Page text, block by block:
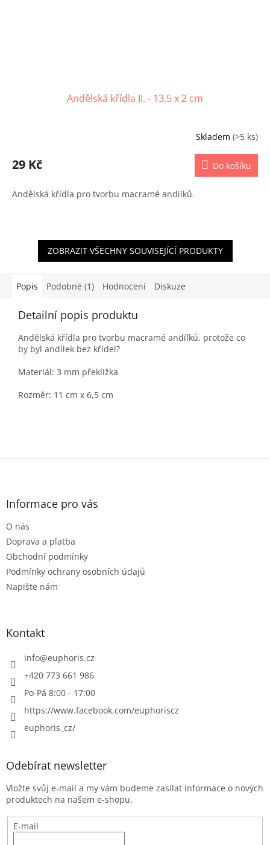
Andělská křídla II. - 13,5 x 2 cm
Skladem (>5 ks)
29 Kč Do košíku
Andělská křídla pro tvorbu macramé andílků.
ZOBRAZIT VŠECHNY SOUVISEJÍCÍ PRODUKTY
Popis Podobné (1) Hodnocení Diskuze
Detailní popis produktu
Andělská křídla pro tvorbu macramé andílků, protože co
by byl andílek bez křídel?
Materiál: 3 mm překližka
Rozměr: 11 cm x 6,5 cm
Z
Informace pro vás
O nás
Doprava a platba
Obchodní podmínky
Podmínky ochrany osobních údajů
Napište nám
Kontakt
info@euphoris.cz
+420 773 661 986
Po-Pá 8:00 - 17:00
https://www.facebook.com/euphoriscz
euphoris_cz/
Odebírat newsletter
Vložte svůj e-mail a my vám budeme zasílat informace o nových
produktech na našem e-shopu.
E-mail